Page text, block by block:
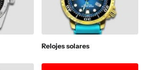
Relojes solares